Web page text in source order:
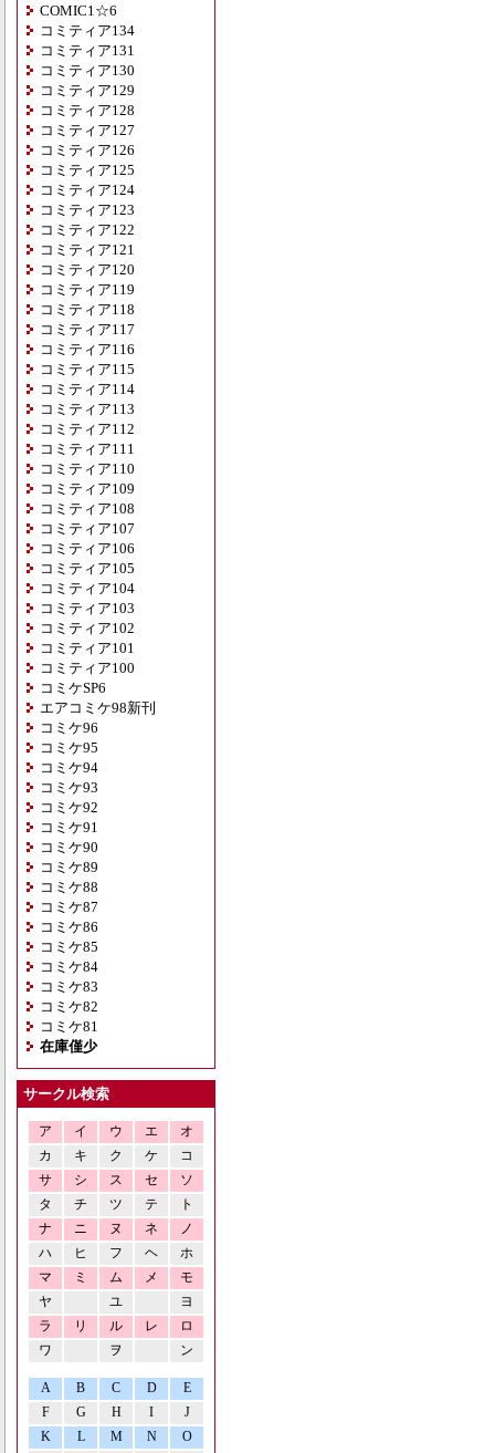
COMIC1☆6
コミティア134
コミティア131
コミティア130
コミティア129
コミティア128
コミティア127
コミティア126
コミティア125
コミティア124
コミティア123
コミティア122
コミティア121
コミティア120
コミティア119
コミティア118
コミティア117
コミティア116
コミティア115
コミティア114
コミティア113
コミティア112
コミティア111
コミティア110
コミティア109
コミティア108
コミティア107
コミティア106
コミティア105
コミティア104
コミティア103
コミティア102
コミティア101
コミティア100
コミケSP6
エアコミケ98新刊
コミケ96
コミケ95
コミケ94
コミケ93
コミケ92
コミケ91
コミケ90
コミケ89
コミケ88
コミケ87
コミケ86
コミケ85
コミケ84
コミケ83
コミケ82
コミケ81
在庫僅少
サークル検索
ア イ ウ エ
オ
カ
キ ク ケ
コ
サ
シ ス セ
ソ
タ
チ ツ テ
ト
ナ
ニ ヌ ネ
ノ
ハ
ヒ フ ヘ
ホ
マ
ミ ム メ
モ
ヤ
ユ
ヨ
ラ
リ ル レ
ロ
ワ
ヲ ン
A B C D
E
F
G H I
J
K
L M N O